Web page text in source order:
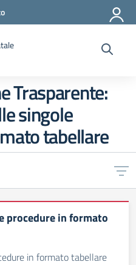
Trasparente:
singole
tabellare
procedure in formato
in formato tabellare